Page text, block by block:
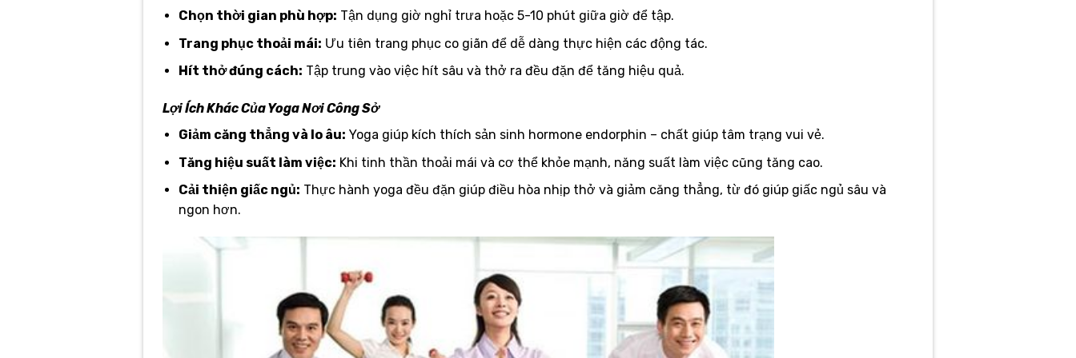
Chọn thời gian phù hợp: Tận dụng giờ nghỉ trưa hoặc 5-10 phút giữa giờ để tập.
Trang phục thoải mái: Ưu tiên trang phục co giãn để dễ dàng thực hiện các động tác.
Hít thở đúng cách: Tập trung vào việc hít sâu và thở ra đều đặn để tăng hiệu quả.
Lợi Ích Khác Của Yoga Nơi Công Sở
Giảm căng thẳng và lo âu: Yoga giúp kích thích sản sinh hormone endorphin – chất giúp tâm trạng vui vẻ.
Tăng hiệu suất làm việc: Khi tinh thần thoải mái và cơ thể khỏe mạnh, năng suất làm việc cũng tăng cao.
Cải thiện giấc ngủ: Thực hành yoga đều đặn giúp điều hòa nhịp thở và giảm căng thẳng, từ đó giúp giấc ngủ sâu và
ngon hơn.